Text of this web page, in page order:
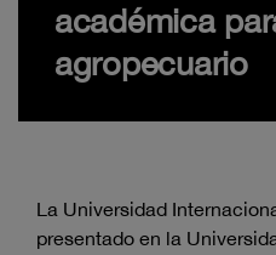
académica
agropecuario
La Universidad
presentado en la